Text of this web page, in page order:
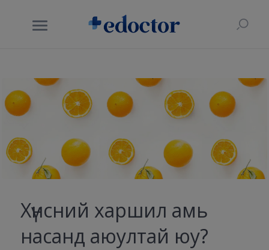
Хүнсний харшил амь
насанд аюултай юу?